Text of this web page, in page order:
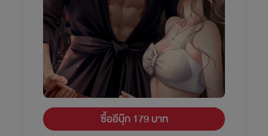
ซื้ออีบุ๊ก 179 บาท